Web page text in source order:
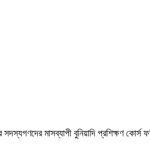
মাসব্যাপী বুনিয়াদি প্রশিক্ষণ কোর্স